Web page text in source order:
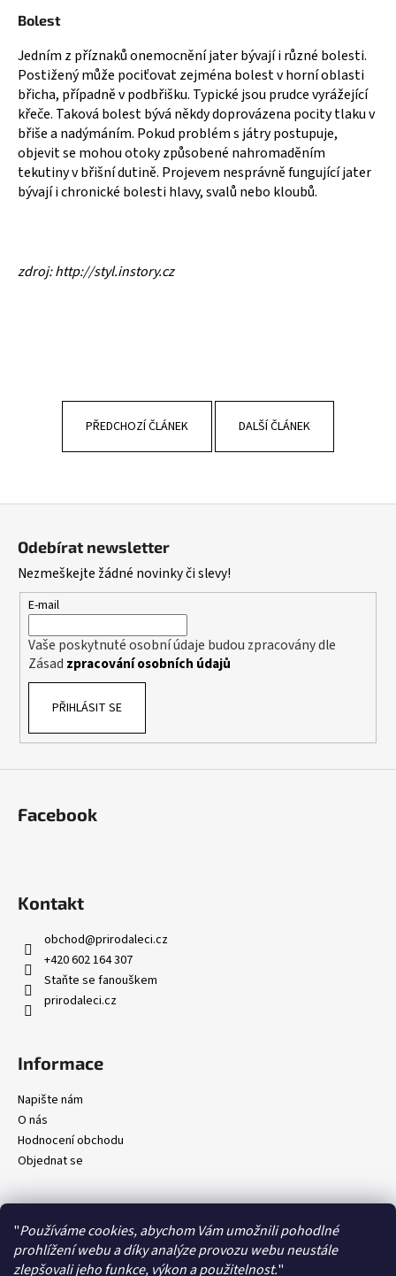
"Používáme cookies, abychom Vám umožnili pohodlné
prohlížení webu a díky analýze provozu webu neustále
zlepšovali jeho funkce, výkon a použitelnost."
Bolest
Jedním z příznaků onemocnění jater bývají i různé bolesti.
Postižený může pociťovat zejména bolest v horní oblasti
břicha, případně v podbřišku. Typické jsou prudce vyrážející
křeče. Taková bolest bývá někdy doprovázena pocity tlaku v
břiše a nadýmáním. Pokud problém s játry postupuje,
objevit se mohou otoky způsobené nahromaděním
tekutiny v břišní dutině. Projevem nesprávně fungující jater
bývají i chronické bolesti hlavy, svalů nebo kloubů.
zdroj: http://styl.instory.cz
PŘEDCHOZÍ ČLÁNEK DALŠÍ ČLÁNEK
Odebírat newsletter
Nezmeškejte žádné novinky či slevy!
E-mail
Vaše poskytnuté osobní údaje budou zpracovány dle
Zásad zpracování osobních údajů
PŘIHLÁSIT SE
Facebook
Kontakt
obchod@prirodaleci.cz
+420 602 164 307
Staňte se fanouškem
prirodaleci.cz
Informace
Napište nám
O nás
Hodnocení obchodu
Objednat se
Kontakty Obchodní podmínky Ochrana osobních údajů
Doprava a platby